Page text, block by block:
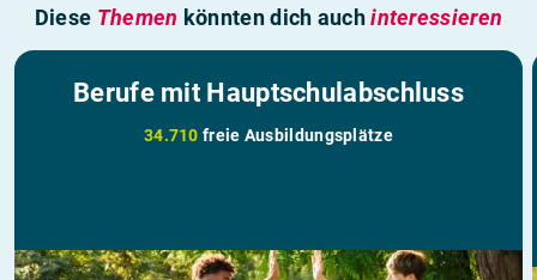
Diese Themen könnten dich auchinteressieren
Berufe mit Hauptschulabschluss
34.710freie Ausbildungsplätze